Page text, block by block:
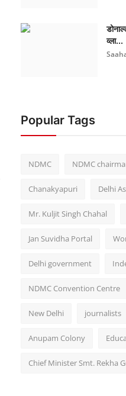
व्ला...
Popular Tags
NDMC NDMC
Chanakyapuri Delhi
Mr. Kuljit Singh Chahal
Jan Suvidha Portal
Delhi government
NDMC Convention Centre
New Delhi journalists
Anupam Colony
Chief Minister Smt. Rekha